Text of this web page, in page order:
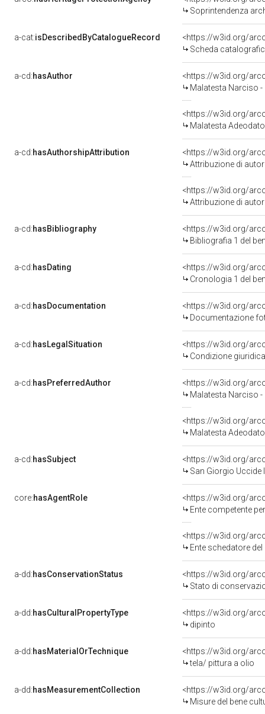
Soprintendenza
a-cat:isDescribedByCatalogueRecord
<https://w3id.org/
Scheda
a-cd:hasAuthor
<https://w3id.org/
Malatesta Narciso
<https://w3id.org/
Malatesta
a-cd:hasAuthorshipAttribution
<https://w3id.org/
Attribuzione di
<https://w3id.org/
Attribuzione di
a-cd:hasBibliography
<https://w3id.org/
Bibliografia 1 del
a-cd:hasDating
<https://w3id.org/
Cronologia 1 del
a-cd:hasDocumentation
Documentazione
a-cd:hasLegalSituation
Condizione
a-cd:hasPreferredAuthor
<https://w3id.org/
Malatesta Narciso
<https://w3id.org/
Malatesta
a-cd:hasSubject
<https://w3id.org/
San Giorgio Uccide
core:hasAgentRole
<https://w3id.org/
Ente competente per tutela
<https://w3id.org/
Ente schedatore del bene
a-dd:hasConservationStatus
<https://w3id.org/
Stato di
a-dd:hasCulturalPropertyType
<https://w3id.org/
dipinto
a-dd:hasMaterialOrTechnique
<https://w3id.org/
tela/ pittura a olio
a-dd:hasMeasurementCollection
<https://w3id.org/
Misure del bene